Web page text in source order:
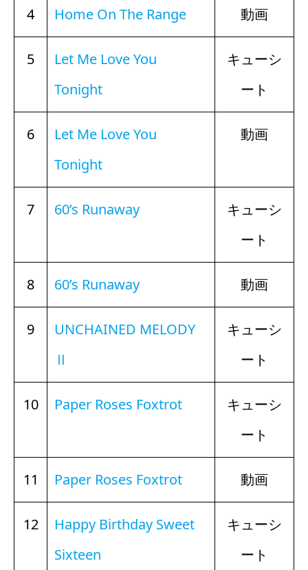
4 Home On The Range 動画
5
Let Me Love You
Tonight
キューシ
ート
6
Let Me Love You
Tonight
動画
7 60’s Runaway
キューシ
ート
8 60’s Runaway 動画
9
UNCHAINED MELODY
Ⅱ
キューシ
ート
10 Paper Roses Foxtrot
キューシ
ート
11 Paper Roses Foxtrot 動画
12
Happy Birthday Sweet
Sixteen
キューシ
ート